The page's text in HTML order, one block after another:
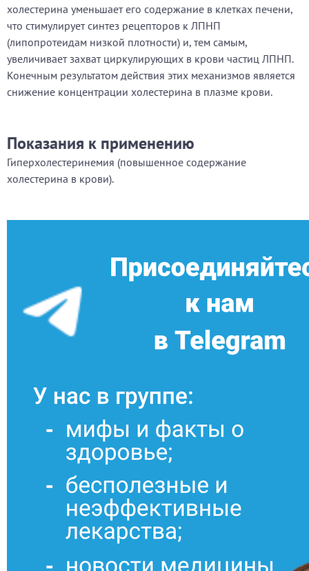
холестерина уменьшает его содержание в клетках печени,
что стимулирует синтез рецепторов к ЛПНП
(липопротеидам низкой плотности) и, тем самым,
увеличивает захват циркулирующих в крови частиц ЛПНП.
Конечным результатом действия этих механизмов является
снижение концентрации холестерина в плазме крови.
Показания к применению
Гиперхолестеринемия (повышенное содержание
холестерина в крови).